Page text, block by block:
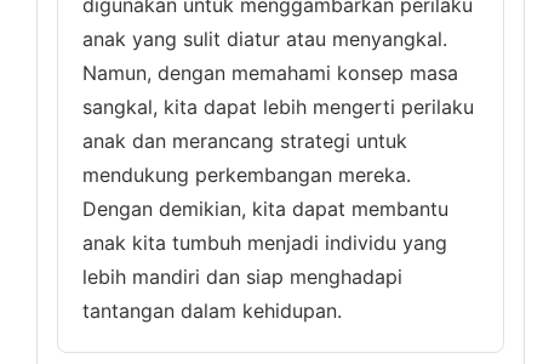
digunakan untuk menggambarkan perilaku
anak yang sulit diatur atau menyangkal.
Namun, dengan memahami konsep masa
sangkal, kita dapat lebih mengerti perilaku
anak dan merancang strategi untuk
mendukung perkembangan mereka.
Dengan demikian, kita dapat membantu
anak kita tumbuh menjadi individu yang
lebih mandiri dan siap menghadapi
tantangan dalam kehidupan.